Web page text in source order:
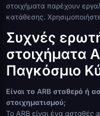
στοιχήματα παρέχουν
κατάθεσης.
Συχνές
στοιχήματα
Παγκόσμιο
Είναι το ARB σταθερό ή
στοιχηματισμού;
Το ARB είναι ένα ασταθές